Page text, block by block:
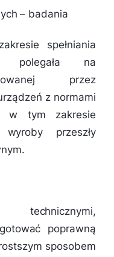
– badania
spełniania
polegała na
przez
z normami
w tym zakresie
przeszły
poprawną
sposobem